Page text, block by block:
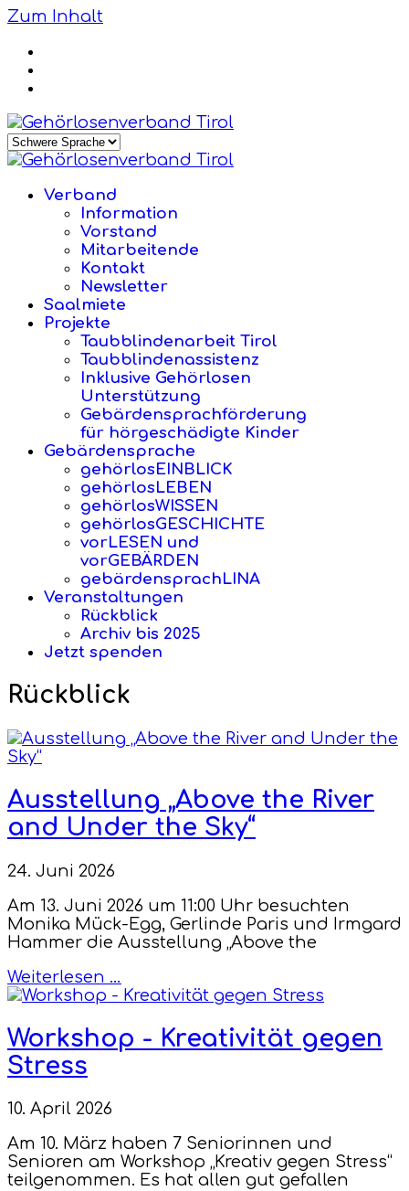
Zum Inhalt
Verband
Information
Vorstand
Mitarbeitende
Kontakt
Newsletter
Saalmiete
Projekte
Taubblindenarbeit Tirol
Taubblindenassistenz
Inklusive Gehörlosen
Unterstützung
Gebärdensprachförderung
für hörgeschädigte Kinder
Gebärdensprache
gehörlosEINBLICK
gehörlosLEBEN
gehörlosWISSEN
gehörlosGESCHICHTE
vorLESEN und
vorGEBÄRDEN
gebärdensprachLINA
Veranstaltungen
Rückblick
Archiv bis 2025
Jetzt spenden
Rückblick
Ausstellung „Above the River
and Under the Sky“
24. Juni 2026
Am 13. Juni 2026 um 11:00 Uhr besuchten
Monika Mück-Egg, Gerlinde Paris und Irmgard
Hammer die Ausstellung „Above the
Weiterlesen …
Workshop - Kreativität gegen
Stress
10. April 2026
Am 10. März haben 7 Seniorinnen und
Senioren am Workshop „Kreativ gegen Stress“
teilgenommen. Es hat allen gut gefallen